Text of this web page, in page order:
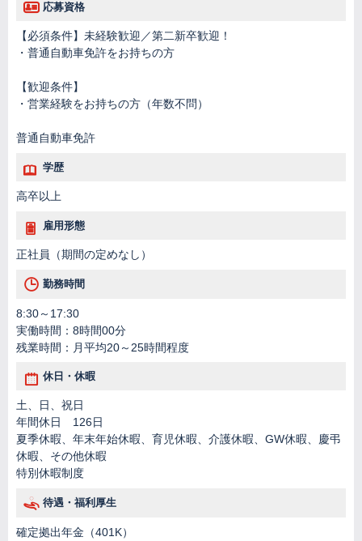
応募資格
【必須条件】未経験歓迎／第二新卒歓迎！
・普通自動車免許をお持ちの方
【歓迎条件】
・営業経験をお持ちの方（年数不問）
普通自動車免許
学歴
高卒以上
雇用形態
正社員（期間の定めなし）
勤務時間
8:30～17:30
実働時間：8時間00分
残業時間：月平均20～25時間程度
休日・休暇
土、日、祝日
年間休日 126日
夏季休暇、年末年始休暇、育児休暇、介護休暇、GW休暇、慶弔
休暇、その他休暇
特別休暇制度
待遇・福利厚生
確定拠出年金（401K）